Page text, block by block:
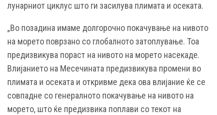
лунарниот циклус што ги засилува плимата и осеката.
„Во позадина имаме долгорочно покачување на нивото
на морето поврзано со глобалното затоплување. Тоа
предизвикува пораст на нивото на морето насекаде.
Влијанието на Месечината предизвикува промени во
плимата и осеката и откривме дека ова влијание ќе се
совпадне со генералното покачување на нивото на
морето, што ќе предизвика поплави со текот на